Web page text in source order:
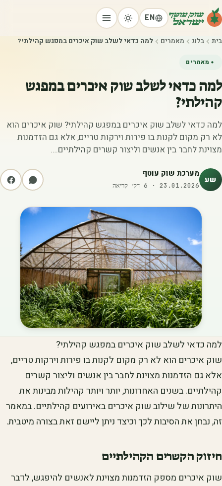
EN
בית בלוג מאמרים למה כדאי לשלב שוק איכרים במפגש קהילתי?
מאמרים
למה כדאי לשלב שוק איכרים במפגש
קהילתי?
למה כדאי לשלב שוק איכרים במפגש קהילתי? שוק איכרים הוא
לא רק מקום לקנות בו פירות וירקות טריים, אלא גם הזדמנות
מצוינת לחבר בין אנשים וליצור קשרים קהילתיים.…
שע מערכת שוק עוטף
23.01.2026
·
6 דק׳ קריאה
למה כדאי לשלב שוק איכרים במפגש קהילתי?
שוק איכרים הוא לא רק מקום לקנות בו פירות וירקות טריים,
אלא גם הזדמנות מצוינת לחבר בין אנשים וליצור קשרים
קהילתיים. בשנים האחרונות, יותר ויותר קהילות מבינות את
היתרונות של שילוב שוק איכרים באירועים קהילתיים. במאמר
זה, נבחן את הסיבות לכך וכיצד ניתן ליישם זאת בצורה מיטבית.
חיזוק הקשרים הקהילתיים
שוק איכרים מספק הזדמנות מצוינת לאנשים להיפגש, לדבר